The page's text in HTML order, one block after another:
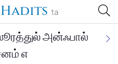
ta
அன்ஃபால்
௭